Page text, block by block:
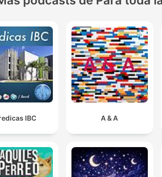
IBC A & A